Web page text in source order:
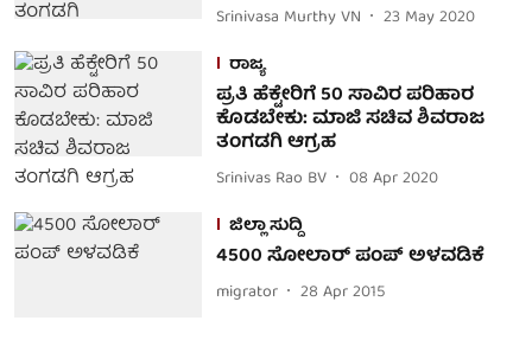
Srinivasa Murthy VN
23 May 2020
ರಾಜ್ಯ
ಪ್ರತಿ ಹೆಕ್ಟೇರಿಗೆ 50 ಸಾವಿರ ಪರಿಹಾರ
ಕೊಡಬೇಕು: ಮಾಜಿ ಸಚಿವ ಶಿವರಾಜ‌
ತಂಗಡಗಿ ಆಗ್ರಹ
Srinivas Rao BV
08 Apr 2020
ಜಿಲ್ಲಾ ಸುದ್ದಿ
4500 ಸೋಲಾರ್ ಪಂಪ್ ಅಳವಡಿಕೆ
migrator 28 Apr 2015